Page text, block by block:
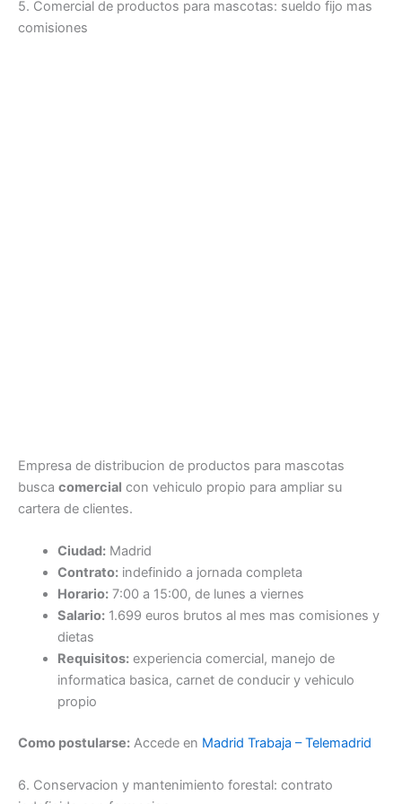
5. Comercial de productos para mascotas: sueldo fijo mas
comisiones
Empresa de distribucion de productos para mascotas
busca comercial con vehiculo propio para ampliar su
cartera de clientes.
Ciudad:Madrid
Contrato:indefinido a jornada completa
Horario:7:00 a 15:00, de lunes a viernes
Salario:1.699 euros brutos al mes mas comisiones y
dietas
Requisitos:experiencia comercial, manejo de
informatica basica, carnet de conducir y vehiculo
propio
Como postularse: Accede en Madrid Trabaja – Telemadrid
6. Conservacion y mantenimiento forestal: contrato